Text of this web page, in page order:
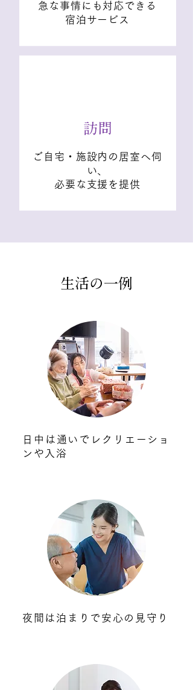
急な事情にも対応できる
宿泊サービス
訪問
ご自宅・施設内の居室へ伺
い、
必要な支援を提供
生活の一例
日中は通いでレクリエーショ
ンや入浴
夜間は泊まりで安心の見守り